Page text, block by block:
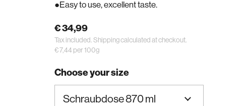
Easy to use, excellent taste.
€ 34,99
Tax included. Shippingcalculated at checkout.
€ 7,44 per 100g
Choose your size